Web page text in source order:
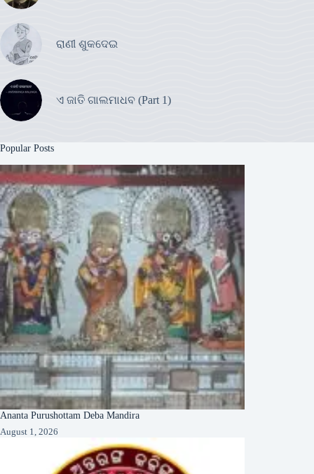
ରାଣୀ ଶୁକଦେଇ
ଏ ଜାତି ଗାଲମାଧବ (Part 1)
Popular Posts
Ananta Purushottam Deba Mandira
August 1, 2026